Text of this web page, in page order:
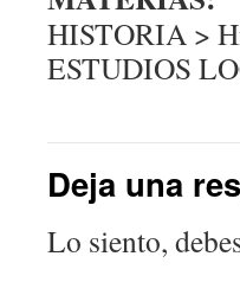
HISTORIA >
ESTUDIOS
Deja una
Lo siento,